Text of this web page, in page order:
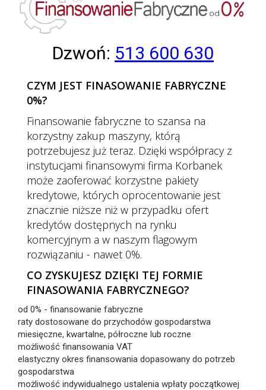
Dzwoń: 513 600 630
CZYM JEST FINASOWANIE FABRYCZNE
0%?
Finansowanie fabryczne to szansa na
korzystny zakup maszyny, którą
potrzebujesz już teraz. Dzięki współpracy z
instytucjami finansowymi firma Korbanek
może zaoferować korzystne pakiety
kredytowe, których oprocentowanie jest
znacznie niższe niż w przypadku ofert
kredytów dostępnych na rynku
komercyjnym a w naszym flagowym
rozwiązaniu - nawet 0%.
CO ZYSKUJESZ DZIĘKI TEJ FORMIE
FINASOWANIA FABRYCZNEGO?
od 0% - finansowanie fabryczne
raty dostosowane do przychodów gospodarstwa
miesięczne, kwartalne, półroczne lub roczne
możliwość finansowania VAT
elastyczny okres finansowania dopasowany do potrzeb
gospodarstwa
możliwość indywidualnego ustalenia wpłaty początkowej